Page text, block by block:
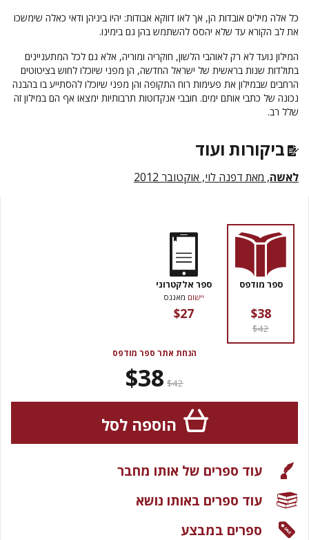
כל אלה מילים אובדות הן, אך לאו דווקא אבודות: יהיו ביניהן ודאי כאלה שימשכו
את לב הקורא עד שלא יהסס להשתמש בהן גם בימינו.
המילון נועד לא רק לאוהבי הלשון, חוקריה ומוריה, אלא גם לכל המתעניינים
בתולדות שנות בראשית של ישראל החדשה, הן מפני שיוכלו לחוש בציטוטים
הרחבים שבמילון את פעימות רוח התקופה והן מפני שיוכלו להסתייע בו בהבנה
נכונה של כתבי אותם ימים. חובבי אנקדוטות תרבותיות ימצאו אף הם במילון זה
שלל רב.
ביקורות ועוד
לאשה, מאת דפנה לוי, אוקטובר 2012
ספר מודפס
$38
$42
ספר אלקטרוני
יישום מאגנס
$27
הנחת אתר ספר מודפס
$42
$38
הוספה לסל
עוד ספרים של אותו מחבר
עוד ספרים באותו נושא
ספרים במבצע